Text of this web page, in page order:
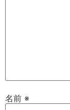
名前 ※